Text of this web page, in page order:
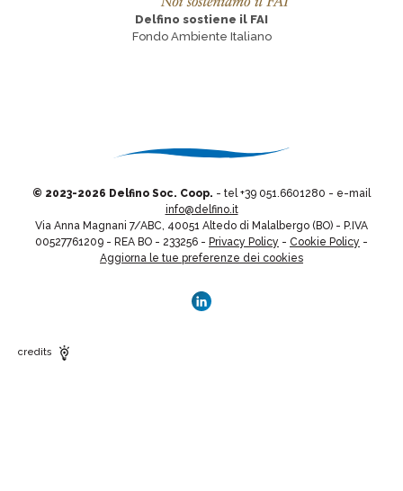
Delfino sostiene il FAI
Fondo Ambiente Italiano
© 2023-2026 Delfino Soc. Coop. - tel +39 051.6601280 - e-mail
info@delfino.it
Via Anna Magnani 7/ABC, 40051 Altedo di Malalbergo (BO) - P.IVA
00527761209 - REA BO - 233256 - Privacy Policy - Cookie Policy -
Aggiorna le tue preferenze dei cookies
credits